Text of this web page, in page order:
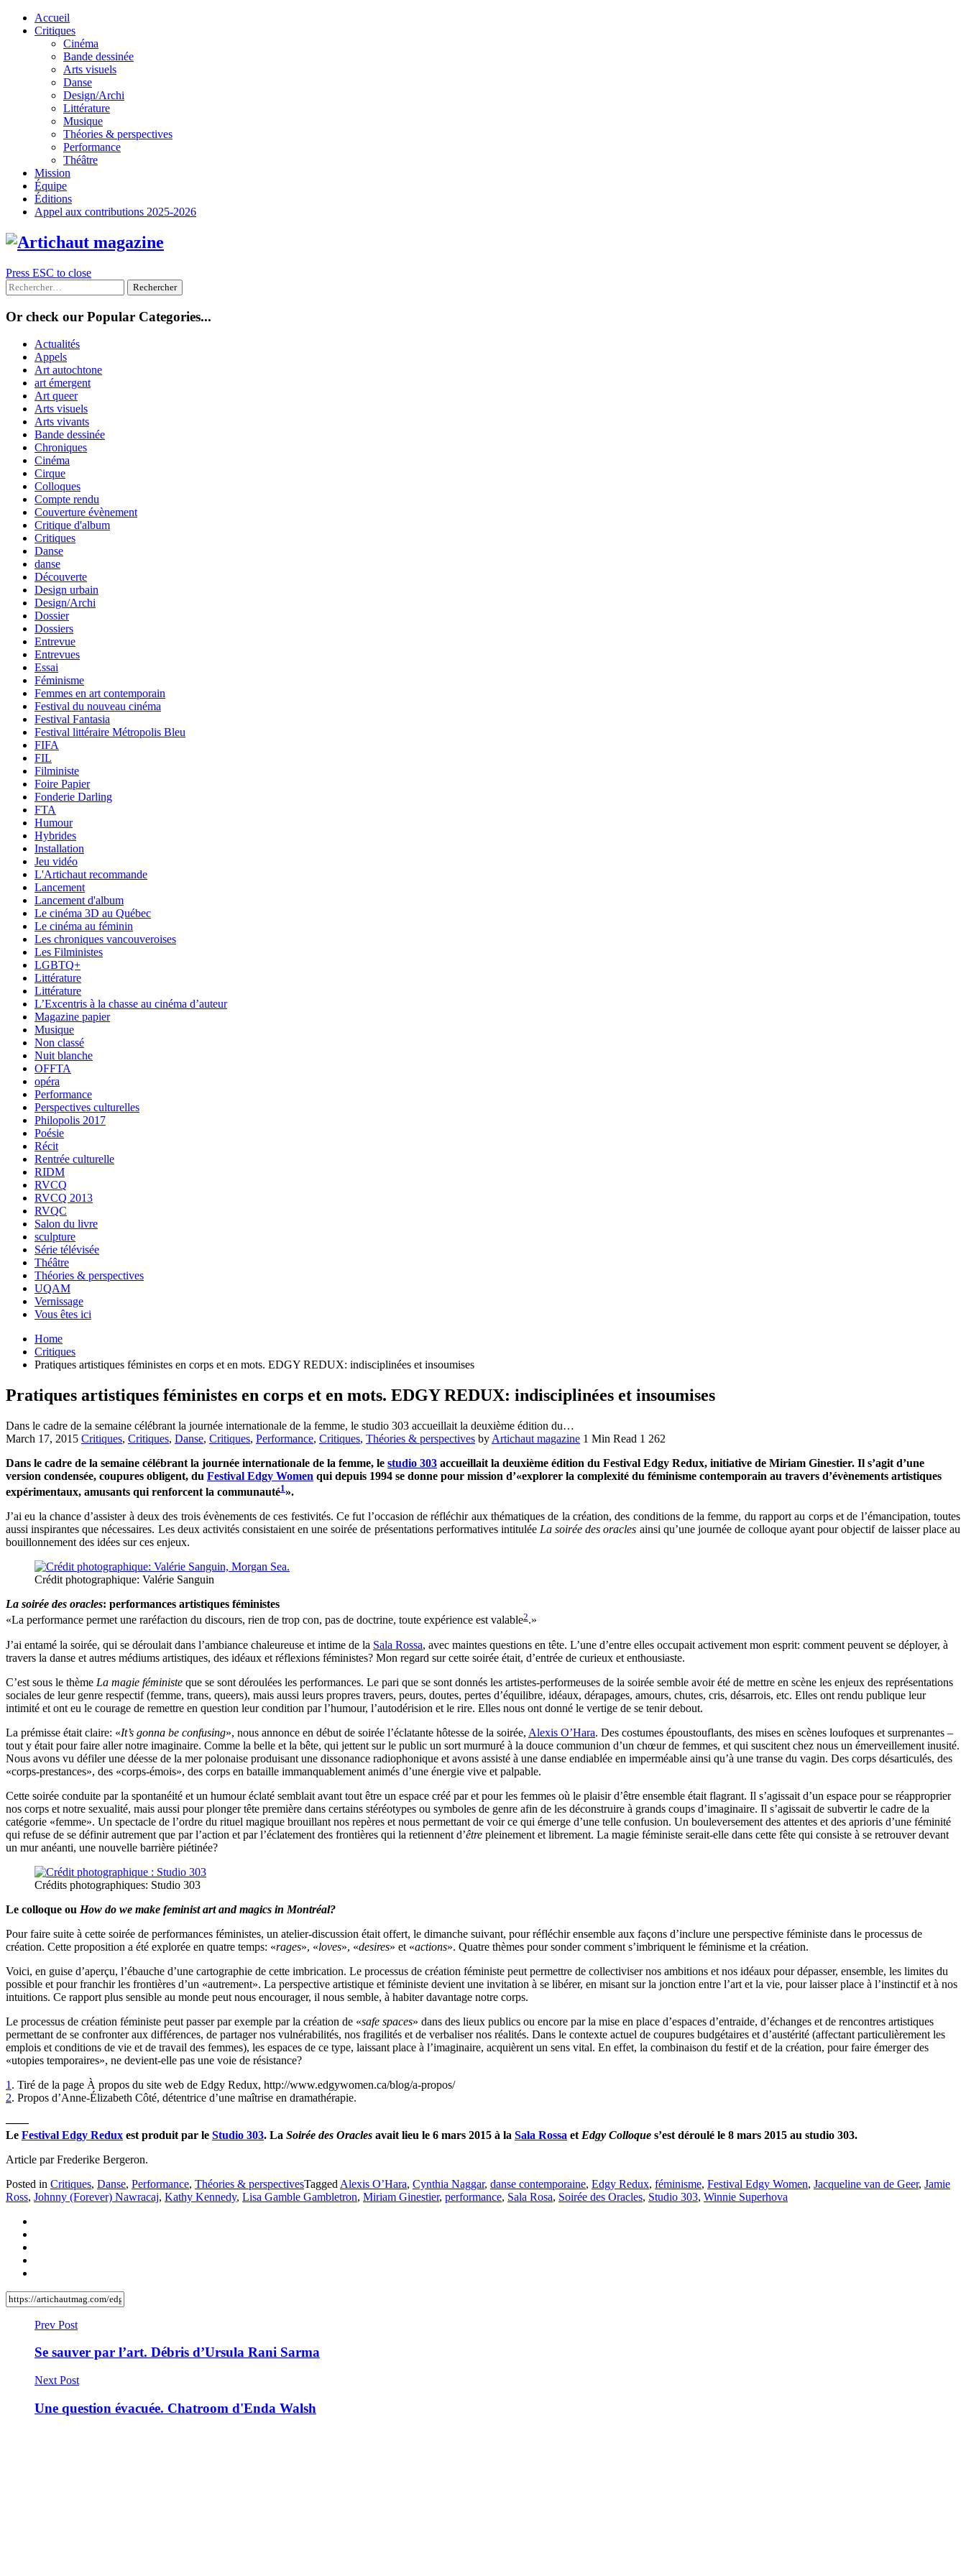
Skip
Accueil
Critiques
Cinéma
Bande dessinée
Arts visuels
Danse
Design/Archi
Littérature
Musique
Théories & perspectives
Performance
Théâtre
Mission
Équipe
Éditions
Appel aux contributions 2025-2026
Press ESC to close
Rechercher :
Or check our Popular Categories...
Actualités
Appels
Art autochtone
art émergent
Art queer
Arts visuels
Arts vivants
Bande dessinée
Chroniques
Cinéma
Cirque
Colloques
Compte rendu
Couverture évènement
Critique d'album
Critiques
Danse
danse
Découverte
Design urbain
Design/Archi
Dossier
Dossiers
Entrevue
Entrevues
Essai
Féminisme
Femmes en art contemporain
Festival du nouveau cinéma
Festival Fantasia
Festival littéraire Métropolis Bleu
FIFA
FIL
Filministe
Foire Papier
Fonderie Darling
FTA
Humour
Hybrides
Installation
Jeu vidéo
L'Artichaut recommande
Lancement
Lancement d'album
Le cinéma 3D au Québec
Le cinéma au féminin
Les chroniques vancouveroises
Les Filministes
LGBTQ+
Littérature
Littérature
L’Excentris à la chasse au cinéma d’auteur
Magazine papier
Musique
Non classé
Nuit blanche
OFFTA
opéra
Performance
Perspectives culturelles
Philopolis 2017
Poésie
Récit
Rentrée culturelle
RIDM
RVCQ
RVCQ 2013
RVQC
Salon du livre
sculpture
Série télévisée
Théâtre
Théories & perspectives
UQAM
Vernissage
Vous êtes ici
Home
Critiques
Pratiques artistiques féministes en corps et en mots. EDGY REDUX: indisciplinées et insoumises
Pratiques artistiques féministes en corps et en mots. EDGY REDUX: indisciplinées et insoumises
Dans le cadre de la semaine célébrant la journée internationale de la femme, le studio 303 accueillait la deuxième édition du…
March 17, 2015 Critiques, Critiques, Danse, Critiques, Performance, Critiques, Théories & perspectives by Artichaut magazine 1 Min Read 1 262
Dans le cadre de la semaine célébrant la journée internationale de la femme, le studio 303 accueillait la deuxième édition du Festival Edgy Redux, initiative de Miriam Ginestier. Il s’agit d’une
version condensée, coupures obligent, du Festival Edgy Women qui depuis 1994 se donne pour mission d’«explorer la complexité du féminisme contemporain au travers d’évènements artistiques
expérimentaux, amusants qui renforcent la communauté1».
J’ai eu la chance d’assister à deux des trois évènements de ces festivités. Ce fut l’occasion de réfléchir aux thématiques de la création, des conditions de la femme, du rapport au corps et de l’émancipation, toutes
aussi inspirantes que nécessaires. Les deux activités consistaient en une soirée de présentations performatives intitulée La soirée des oracles ainsi qu’une journée de colloque ayant pour objectif de laisser place au
bouillonnement des idées sur ces enjeux.
Crédit photographique: Valérie Sanguin
La soirée des oracles: performances artistiques féministes
«La performance permet une raréfaction du discours, rien de trop con, pas de doctrine, toute expérience est valable2.»
J’ai entamé la soirée, qui se déroulait dans l’ambiance chaleureuse et intime de la Sala Rossa, avec maintes questions en tête. L’une d’entre elles occupait activement mon esprit: comment peuvent se déployer, à
travers la danse et autres médiums artistiques, des idéaux et réflexions féministes? Mon regard sur cette soirée était, d’entrée de curieux et enthousiaste.
C’est sous le thème La magie féministe que se sont déroulées les performances. Le pari que se sont donnés les artistes-performeuses de la soirée semble avoir été de mettre en scène les enjeux des représentations
sociales de leur genre respectif (femme, trans, queers), mais aussi leurs propres travers, peurs, doutes, pertes d’équilibre, idéaux, dérapages, amours, chutes, cris, désarrois, etc. Elles ont rendu publique leur
intimité et ont eu le courage de remettre en question leur condition par l’humour, l’autodérision et le rire. Elles nous ont donné le vertige de se tenir debout.
La prémisse était claire: «It’s gonna be confusing», nous annonce en début de soirée l’éclatante hôtesse de la soirée, Alexis O’Hara. Des costumes époustouflants, des mises en scènes loufoques et surprenantes –
tout y était pour faire aller notre imaginaire. Comme la belle et la bête, qui jettent sur le public un sort murmuré à la douce communion d’un chœur de femmes, et qui suscitent chez nous un émerveillement inusité.
Nous avons vu défiler une déesse de la mer polonaise produisant une dissonance radiophonique et avons assisté à une danse endiablée en imperméable ainsi qu’à une transe du vagin. Des corps désarticulés, des
«corps-prestances», des «corps-émois», des corps en bataille immanquablement animés d’une énergie vive et palpable.
Cette soirée conduite par la spontanéité et un humour éclaté semblait avant tout être un espace créé par et pour les femmes où le plaisir d’être ensemble était flagrant. Il s’agissait d’un espace pour se réapproprier
nos corps et notre sexualité, mais aussi pour plonger tête première dans certains stéréotypes ou symboles de genre afin de les déconstruire à grands coups d’imaginaire. Il s’agissait de subvertir le cadre de la
catégorie «femme». Un spectacle de l’ordre du rituel magique brouillant nos repères et nous permettant de voir ce qui émerge d’une telle confusion. Un bouleversement des attentes et des aprioris d’une féminité
qui refuse de se définir autrement que par l’action et par l’éclatement des frontières qui la retiennent d’être pleinement et librement. La magie féministe serait-elle dans cette fête qui consiste à se retrouver devant
un mur anéanti, une nouvelle barrière piétinée?
Crédits photographiques: Studio 303
Le colloque ou How do we make feminist art and magics in Montréal?
Pour faire suite à cette soirée de performances féministes, un atelier-discussion était offert, le dimanche suivant, pour réfléchir ensemble aux façons d’inclure une perspective féministe dans le processus de
création. Cette proposition a été explorée en quatre temps: «rages», «loves», «desires» et «actions». Quatre thèmes pour sonder comment s’imbriquent le féminisme et la création.
Voici, en guise d’aperçu, l’ébauche d’une cartographie de cette imbrication. Le processus de création féministe peut permettre de collectiviser nos ambitions et nos idéaux pour dépasser, ensemble, les limites du
possible et pour franchir les frontières d’un «autrement». La perspective artistique et féministe devient une invitation à se libérer, en misant sur la jonction entre l’art et la vie, pour laisser place à l’instinctif et à nos
intuitions. Ce rapport plus sensible au monde peut nous encourager, il nous semble, à habiter davantage notre corps.
Le processus de création féministe peut passer par exemple par la création de «safe spaces» dans des lieux publics ou encore par la mise en place d’espaces d’entraide, d’échanges et de rencontres artistiques
permettant de se confronter aux différences, de partager nos vulnérabilités, nos fragilités et de verbaliser nos réalités. Dans le contexte actuel de coupures budgétaires et d’austérité (affectant particulièrement les
emplois et conditions de vie et de travail des femmes), les espaces de ce type, laissant place à l’imaginaire, acquièrent un sens vital. En effet, la combinaison du festif et de la création, pour faire émerger des
«utopies temporaires», ne devient-elle pas une voie de résistance?
1 . Tiré de la page À propos du site web de Edgy Redux, http://www.edgywomen.ca/blog/a-propos/
2. Propos d’Anne-Élizabeth Côté, détentrice d’une maîtrise en dramathérapie.
——
Le Festival Edgy Redux est produit par le Studio 303. La Soirée des Oracles avait lieu le 6 mars 2015 à la Sala Rossa et Edgy Colloque s’est déroulé le 8 mars 2015 au studio 303.
Article par Frederike Bergeron.
Posted in Critiques, Danse, Performance, Théories & perspectivesTagged Alexis O’Hara, Cynthia Naggar, danse contemporaine, Edgy Redux, féminisme, Festival Edgy Women, Jacqueline van de Geer, Jamie
Ross, Johnny (Forever) Nawracaj, Kathy Kennedy, Lisa Gamble Gambletron, Miriam Ginestier, performance, Sala Rosa, Soirée des Oracles, Studio 303, Winnie Superhova
Prev Post
Se sauver par l’art. Débris d’Ursula Rani Sarma
Next Post
Une question évacuée. Chatroom d'Enda Walsh